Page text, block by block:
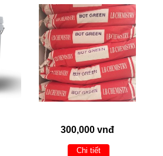
300,000 vnđ
Chi tiết